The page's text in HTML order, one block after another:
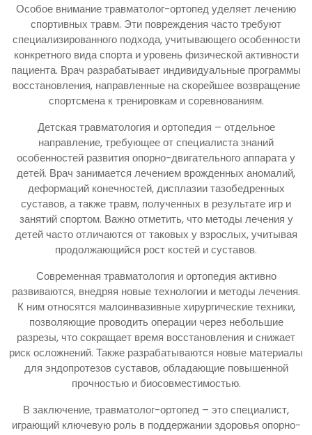
Особое внимание травматолог-ортопед уделяет лечению
спортивных травм. Эти повреждения часто требуют
специализированного подхода, учитывающего особенности
конкретного вида спорта и уровень физической активности
пациента. Врач разрабатывает индивидуальные программы
восстановления, направленные на скорейшее возвращение
спортсмена к тренировкам и соревнованиям.
Детская травматология и ортопедия – отдельное
направление, требующее от специалиста знаний
особенностей развития опорно-двигательного аппарата у
детей. Врач занимается лечением врожденных аномалий,
деформаций конечностей, дисплазии тазобедренных
суставов, а также травм, полученных в результате игр и
занятий спортом. Важно отметить, что методы лечения у
детей часто отличаются от таковых у взрослых, учитывая
продолжающийся рост костей и суставов.
Современная травматология и ортопедия активно
развиваются, внедряя новые технологии и методы лечения.
К ним относятся малоинвазивные хирургические техники,
позволяющие проводить операции через небольшие
разрезы, что сокращает время восстановления и снижает
риск осложнений. Также разрабатываются новые материалы
для эндопротезов суставов, обладающие повышенной
прочностью и биосовместимостью.
В заключение, травматолог-ортопед – это специалист,
играющий ключевую роль в поддержании здоровья опорно-